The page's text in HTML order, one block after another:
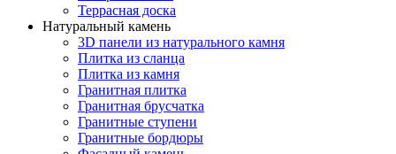
Террасная доска
Натуральный камень
3D панели из натурального камня
Плитка из сланца
Плитка из камня
Гранитная плитка
Гранитная брусчатка
Гранитные ступени
Гранитные бордюры